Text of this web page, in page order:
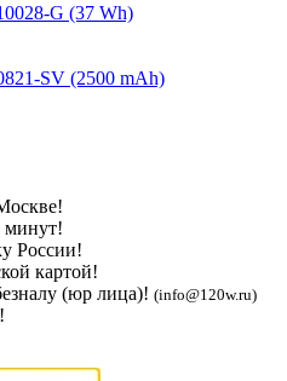
G (37 Wh)
SV (2500 mAh)
минут!
России!
картой!
(юр лица)! (info@120w.ru)